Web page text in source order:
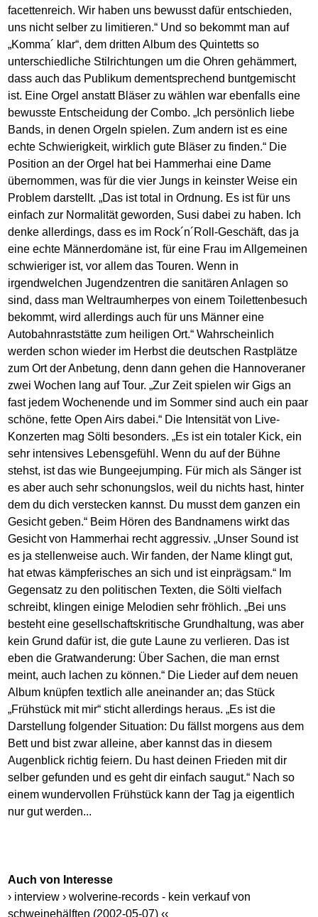
facettenreich. Wir haben uns bewusst dafür entschieden,
uns nicht selber zu limitieren.“ Und so bekommt man auf
„Komma´ klar“, dem dritten Album des Quintetts so
unterschiedliche Stilrichtungen um die Ohren gehämmert,
dass auch das Publikum dementsprechend buntgemischt
ist. Eine Orgel anstatt Bläser zu wählen war ebenfalls eine
bewusste Entscheidung der Combo. „Ich persönlich liebe
Bands, in denen Orgeln spielen. Zum andern ist es eine
echte Schwierigkeit, wirklich gute Bläser zu finden.“ Die
Position an der Orgel hat bei Hammerhai eine Dame
übernommen, was für die vier Jungs in keinster Weise ein
Problem darstellt. „Das ist total in Ordnung. Es ist für uns
einfach zur Normalität geworden, Susi dabei zu haben. Ich
denke allerdings, dass es im Rock´n´Roll-Geschäft, das ja
eine echte Männerdomäne ist, für eine Frau im Allgemeinen
schwieriger ist, vor allem das Touren. Wenn in
irgendwelchen Jugendzentren die sanitären Anlagen so
sind, dass man Weltraumherpes von einem Toilettenbesuch
bekommt, wird allerdings auch für uns Männer eine
Autobahnraststätte zum heiligen Ort.“ Wahrscheinlich
werden schon wieder im Herbst die deutschen Rastplätze
zum Ort der Anbetung, denn dann gehen die Hannoveraner
zwei Wochen lang auf Tour. „Zur Zeit spielen wir Gigs an
fast jedem Wochenende und im Sommer sind auch ein paar
schöne, fette Open Airs dabei.“ Die Intensität von Live-
Konzerten mag Sölti besonders. „Es ist ein totaler Kick, ein
sehr intensives Lebensgefühl. Wenn du auf der Bühne
stehst, ist das wie Bungeejumping. Für mich als Sänger ist
es aber auch sehr schonungslos, weil du nichts hast, hinter
dem du dich verstecken kannst. Du musst dem ganzen ein
Gesicht geben.“ Beim Hören des Bandnamens wirkt das
Gesicht von Hammerhai recht aggressiv. „Unser Sound ist
es ja stellenweise auch. Wir fanden, der Name klingt gut,
hat etwas kämpferisches an sich und ist einprägsam.“ Im
Gegensatz zu den politischen Texten, die Sölti vielfach
schreibt, klingen einige Melodien sehr fröhlich. „Bei uns
besteht eine gesellschaftskritische Grundhaltung, was aber
kein Grund dafür ist, die gute Laune zu verlieren. Das ist
eben die Gratwanderung: Über Sachen, die man ernst
meint, auch lachen zu können.“ Die Lieder auf dem neuen
Album knüpfen textlich alle aneinander an; das Stück
„Frühstück mit mir“ sticht allerdings heraus. „Es ist die
Darstellung folgender Situation: Du fällst morgens aus dem
Bett und bist zwar alleine, aber kannst das in diesem
Augenblick richtig feiern. Du hast deinen Frieden mit dir
selber gefunden und es geht dir einfach saugut.“ Nach so
einem wundervollen Frühstück kann der Tag ja eigentlich
nur gut werden...
Auch von Interesse
› interview › wolverine-records - kein verkauf von
schweinehälften (2002-05-07) ‹‹